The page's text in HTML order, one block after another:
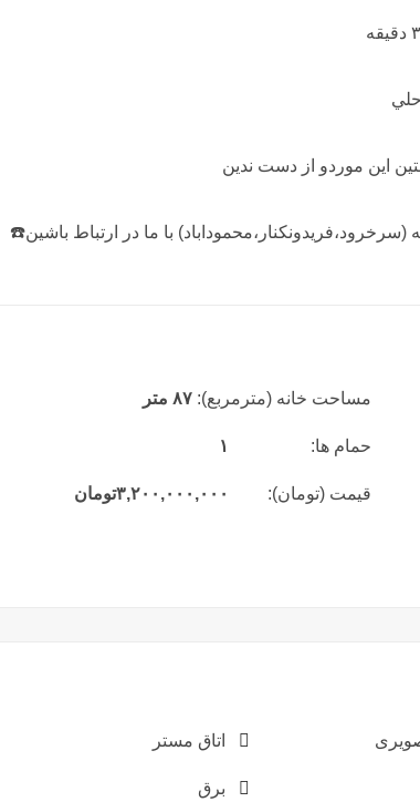
اين موردو از دست ندين
با ما در ارتباط باشين☎️
مساحت خانه (مترمربع): ۸۷ متر
حمام ها: ۱
قیمت (تومان): ۳,۲۰۰,۰۰۰,۰۰۰تومان
اتاق مستر
برق